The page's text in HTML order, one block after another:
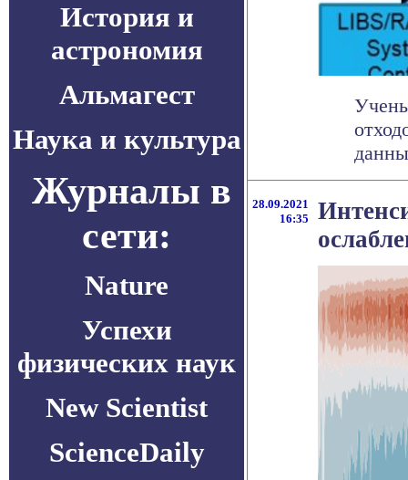
История и
астрономия
Альмагест
Наука и культура
Журналы в
сети:
Nature
Успехи
физических наук
New Scientist
ScienceDaily
28.09.2021
16:35